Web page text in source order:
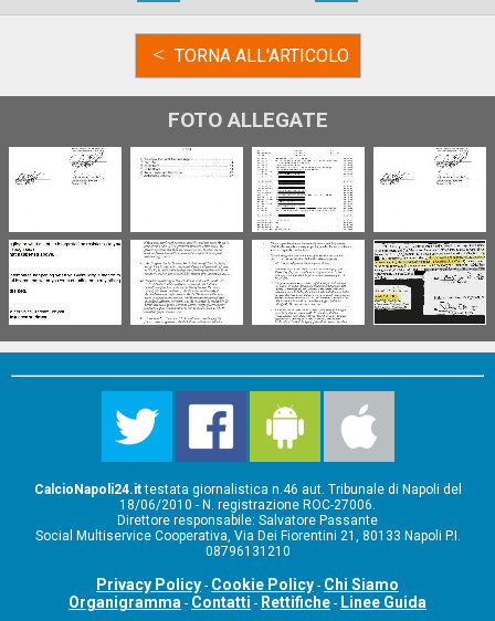
< TORNA ALL'ARTICOLO
FOTO ALLEGATE
CalcioNapoli24.ittestata giornalistica n.46 aut. Tribunale di Napoli del
18/06/2010 - N. registrazione ROC-27006.
Direttore responsabile: Salvatore Passante
Social Multiservice Cooperativa, Via Dei Fiorentini 21, 80133 Napoli P.I.
08796131210
Privacy Policy - Cookie Policy - Chi Siamo
Organigramma - Contatti - Rettifiche - Linee Guida